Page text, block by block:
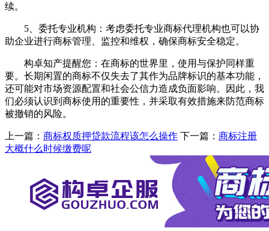
续。
5、委托专业机构：考虑委托专业商标代理机构也可以协
助企业进行商标管理、监控和维权，确保商标安全稳定。
构卓知产提醒您：在商标的世界里，使用与保护同样重
要。长期闲置的商标不仅失去了其作为品牌标识的基本功能，
还可能对市场资源配置和社会公信力造成负面影响。因此，我
们必须认识到商标使用的重要性，并采取有效措施来防范商标
被撤销的风险。
上一篇： 商标权质押贷款流程该怎么操作 下一篇： 商标注册
大概什么时候缴费呢